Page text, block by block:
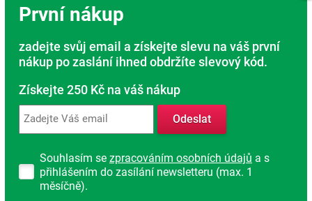
Rodinná firma
S tradicí od roku 1991
Kvalitní matrace Ronda 1+1 zdarma,jejíž oranžovou
nosnou vrstvu tvoří líná bio pěna o objemové hmotnosti 45
sójový extrakt, který má příznivý vliv na lidský organizmus.
Střed jádra je složen ze dvou elastických pěn odlišných
objemových hmotností a je provzdušněn
První nákup
zadejte svůj email a získejte slevu na váš první
nákup po zaslání ihned obdržíte slevový kód.
Získejte 250 Kč na váš nákup
Odeslat
Souhlasím se zpracováním osobních údajů a s
přihlášením do zasílání newsletteru (max. 1
měsíčně).